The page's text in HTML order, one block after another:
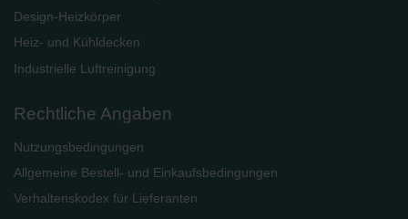
Design-Heizkörper
Heiz- und Kühldecken
Industrielle Luftreinigung
Rechtliche Angaben
Nutzungsbedingungen
Allgemeine Bestell- und Einkaufsbedingungen
Verhaltenskodex für Lieferanten